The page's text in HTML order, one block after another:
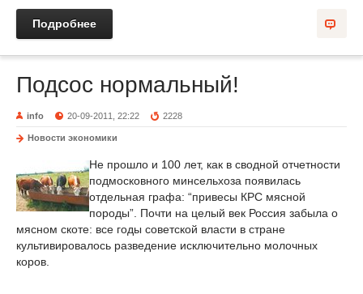
Подробнее
Подсос нормальный!
info 20-09-2011, 22:22 2228
Новости экономики
Не прошло и 100 лет, как в сводной отчетности
подмосковного минсельхоза появилась
отдельная графа: “привесы КРС мясной
породы”. Почти на целый век Россия забыла о
мясном скоте: все годы советской власти в стране
культивировалось разведение исключительно молочных
коров.